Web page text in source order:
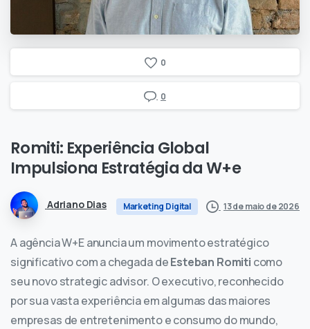
0
0
Romiti: Experiência Global
Impulsiona EstratégiadaW+e
Adriano Dias Marketing Digital 13 de maio de 2026
A agência W+E anuncia um movimento estratégico
significativo com a chegada deEsteban Romiti como
seu novo strategic advisor. O executivo, reconhecido
por sua vasta experiência em algumas das maiores
empresas de entretenimento e consumo do mundo,